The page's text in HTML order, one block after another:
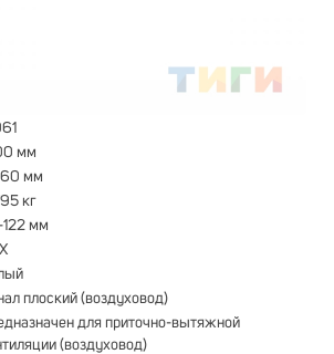
мм
мм
кг
122 мм
плоский (воздуховод)
для приточно-вытяжной
(воздуховод)